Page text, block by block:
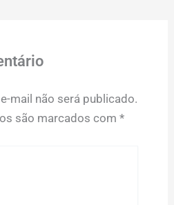
mail não será publicado.
são marcados com *